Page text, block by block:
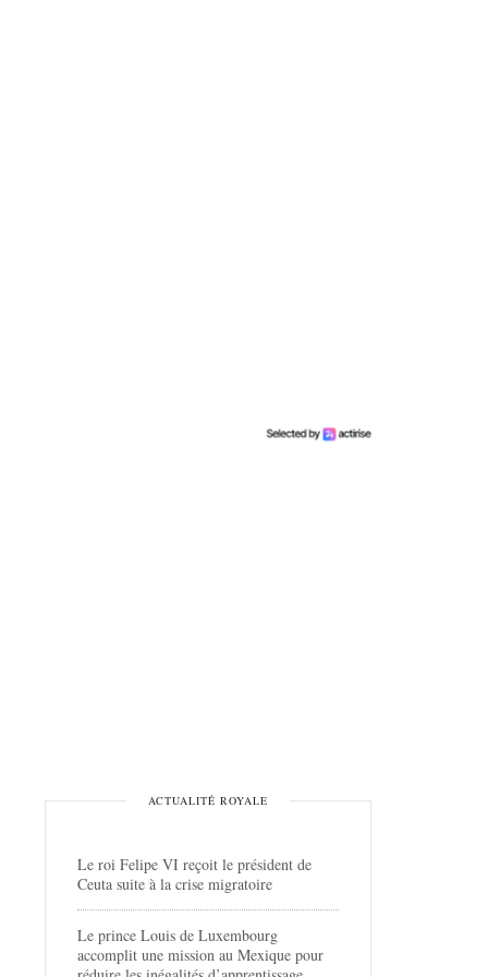
ACTUALITÉ ROYALE
Le roi Felipe VI reçoit le président de
Ceuta suite à la crise migratoire
Le prince Louis de Luxembourg
accomplit une mission au Mexique pour